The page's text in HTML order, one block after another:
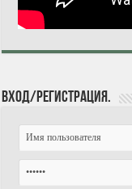
Вход/Регистрация.